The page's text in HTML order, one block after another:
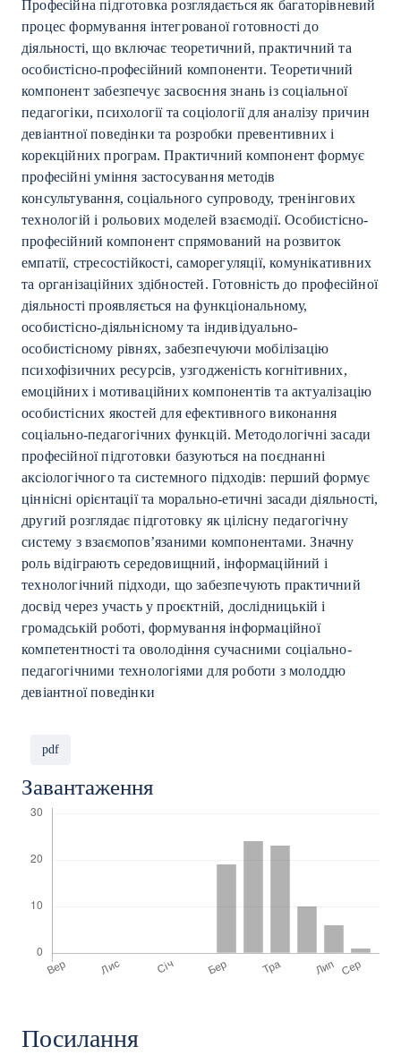
Професійна підготовка розглядається як багаторівневий
процес формування інтегрованої готовності до
діяльності, що включає теоретичний, практичний та
особистісно-професійний компоненти. Теоретичний
компонент забезпечує засвоєння знань із соціальної
педагогіки, психології та соціології для аналізу причин
девіантної поведінки та розробки превентивних і
корекційних програм. Практичний компонент формує
професійні уміння застосування методів
консультування, соціального супроводу, тренінгових
технологій і рольових моделей взаємодії. Особистісно-
професійний компонент спрямований на розвиток
емпатії, стресостійкості, саморегуляції, комунікативних
та організаційних здібностей. Готовність до професійної
діяльності проявляється на функціональному,
особистісно-діяльнісному та індивідуально-
особистісному рівнях, забезпечуючи мобілізацію
психофізичних ресурсів, узгодженість когнітивних,
емоційних і мотиваційних компонентів та актуалізацію
особистісних якостей для ефективного виконання
соціально-педагогічних функцій. Методологічні засади
професійної підготовки базуються на поєднанні
аксіологічного та системного підходів: перший формує
ціннісні орієнтації та морально-етичні засади діяльності,
другий розглядає підготовку як цілісну педагогічну
систему з взаємопов’язаними компонентами. Значну
роль відіграють середовищний, інформаційний і
технологічний підходи, що забезпечують практичний
досвід через участь у проєктній, дослідницькій і
громадській роботі, формування інформаційної
компетентності та оволодіння сучасними соціально-
педагогічними технологіями для роботи з молоддю
девіантної поведінки
pdf
Завантаження
Посилання